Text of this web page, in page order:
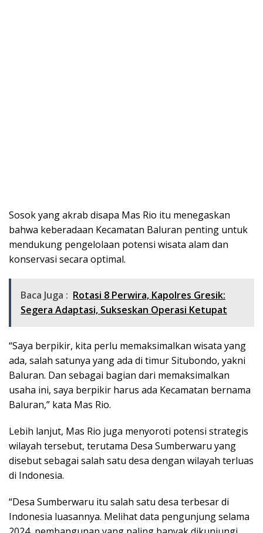
Sosok yang akrab disapa Mas Rio itu menegaskan
bahwa keberadaan Kecamatan Baluran penting untuk
mendukung pengelolaan potensi wisata alam dan
konservasi secara optimal.
Baca Juga : Rotasi 8 Perwira, Kapolres Gresik:
Segera Adaptasi, Sukseskan Operasi Ketupat
“Saya berpikir, kita perlu memaksimalkan wisata yang
ada, salah satunya yang ada di timur Situbondo, yakni
Baluran. Dan sebagai bagian dari memaksimalkan
usaha ini, saya berpikir harus ada Kecamatan bernama
Baluran,” kata Mas Rio.
Lebih lanjut, Mas Rio juga menyoroti potensi strategis
wilayah tersebut, terutama Desa Sumberwaru yang
disebut sebagai salah satu desa dengan wilayah terluas
di Indonesia.
“Desa Sumberwaru itu salah satu desa terbesar di
Indonesia luasannya. Melihat data pengunjung selama